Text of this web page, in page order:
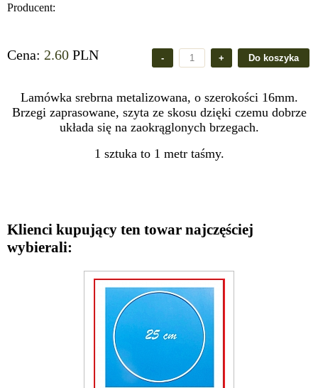
Producent:
Cena: 2.60 PLN
Lamówka srebrna metalizowana, o szerokości 16mm.
Brzegi zaprasowane, szyta ze skosu dzięki czemu dobrze
układa się na zaokrąglonych brzegach.
1 sztuka to 1 metr taśmy.
Klienci kupujący ten towar najczęściej
wybierali: